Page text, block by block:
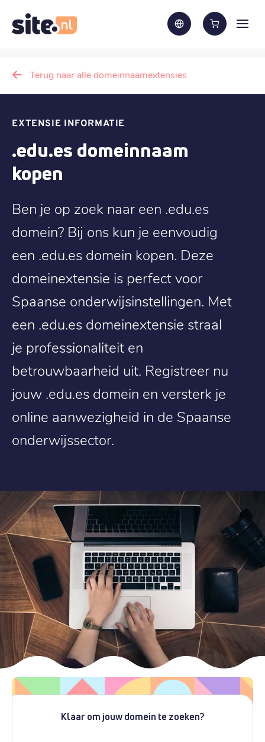
Terug naar alle domeinnaamextensies
EXTENSIE INFORMATIE
.edu.es domeinnaam
kopen
Ben je op zoek naar een .edu.es
domein? Bij ons kun je eenvoudig
een .edu.es domein kopen. Deze
domeinextensie is perfect voor
Spaanse onderwijsinstellingen. Met
een .edu.es domeinextensie straal
je professionaliteit en
betrouwbaarheid uit. Registreer nu
jouw .edu.es domein en versterk je
online aanwezigheid in de Spaanse
onderwijssector.
Klaar om jouw domein te zoeken?